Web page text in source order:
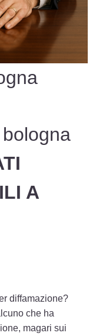
A
diffamazione?
che ha
magari sui